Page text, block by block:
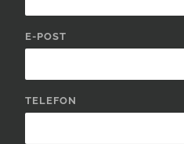
E-POST
TELEFON